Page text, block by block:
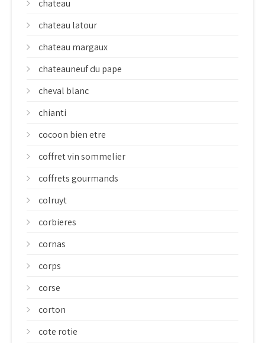
chateau
chateau latour
chateau margaux
chateauneuf du pape
cheval blanc
chianti
cocoon bien etre
coffret vin sommelier
coffrets gourmands
colruyt
corbieres
cornas
corps
corse
corton
cote rotie